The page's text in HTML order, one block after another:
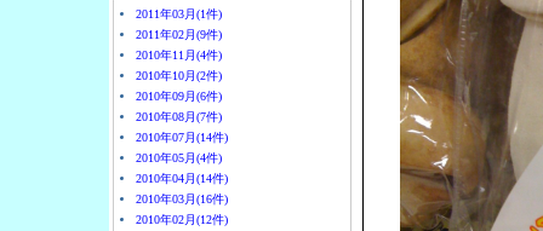
2011年03月(1件)
2011年02月(9件)
2010年11月(4件)
2010年10月(2件)
2010年09月(6件)
2010年08月(7件)
2010年07月(14件)
2010年05月(4件)
2010年04月(14件)
2010年03月(16件)
2010年02月(12件)